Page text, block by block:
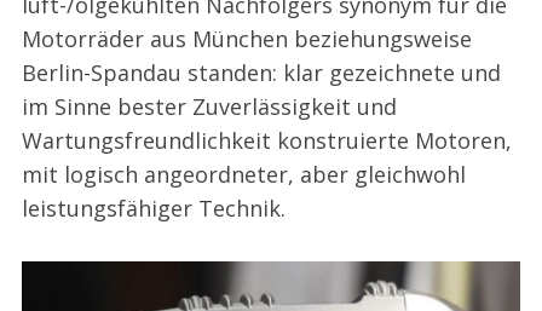
Motorräder aus München beziehungsweise
Berlin-Spandau standen: klar gezeichnete und
im Sinne bester Zuverlässigkeit und
Wartungsfreundlichkeit konstruierte Motoren,
mit logisch angeordneter, aber gleichwohl
leistungsfähiger Technik.